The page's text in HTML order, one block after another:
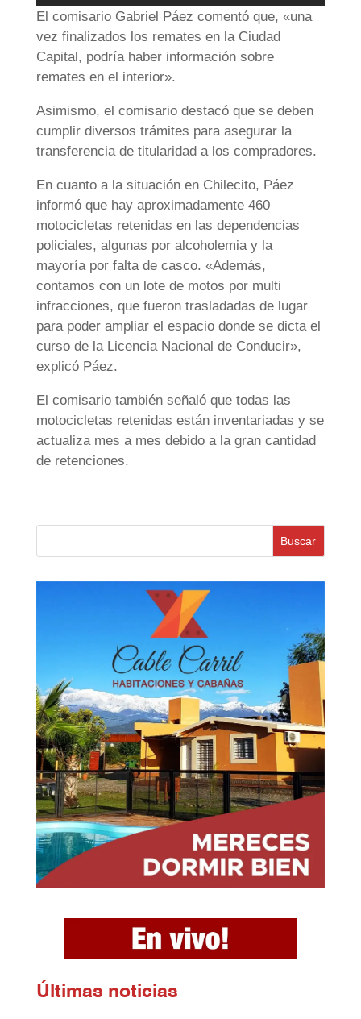
El comisario Gabriel Páez comentó que, «una
vez finalizados los remates en la Ciudad
Capital, podría haber información sobre
remates en el interior».
Asimismo, el comisario destacó que se deben
cumplir diversos trámites para asegurar la
transferencia de titularidad a los compradores.
En cuanto a la situación en Chilecito, Páez
informó que hay aproximadamente 460
motocicletas retenidas en las dependencias
policiales, algunas por alcoholemia y la
mayoría por falta de casco. «Además,
contamos con un lote de motos por multi
infracciones, que fueron trasladadas de lugar
para poder ampliar el espacio donde se dicta el
curso de la Licencia Nacional de Conducir»,
explicó Páez.
El comisario también señaló que todas las
motocicletas retenidas están inventariadas y se
actualiza mes a mes debido a la gran cantidad
de retenciones.
Buscar
Ú ltimas noticias